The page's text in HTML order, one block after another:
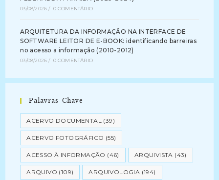
03/08/2026 / 0 COMENTÁRIO
ARQUITETURA DA INFORMAÇÃO NA INTERFACE DE
SOFTWARE LEITOR DE E-BOOK: identificando barreiras
no acesso a informação (2010-2012)
03/08/2026 / 0 COMENTÁRIO
Palavras-Chave
ACERVO DOCUMENTAL (39)
ACERVO FOTOGRÁFICO (55)
ACESSO À INFORMAÇÃO (46) ARQUIVISTA (43)
ARQUIVO (109) ARQUIVOLOGIA (194)